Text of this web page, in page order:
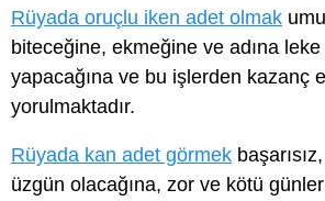
Rüyada oruçlu iken adet olmak
biteceğine, ekmeğine ve adına
yapacağına ve bu işlerden kazanç
yorulmaktadır.
Rüyada kan adet görmek
üzgün olacağına, zor ve kötü